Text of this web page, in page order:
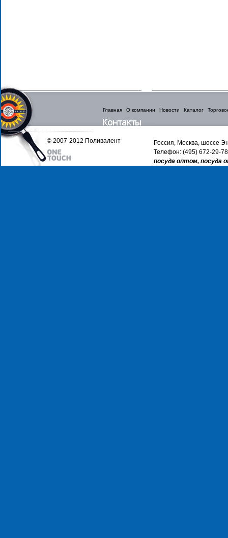
Главная О компании Новости Каталог
Россия, Москва, шоссе
Телефон: (495) 672-29-
посуда оптом, посуда
© 2007-2012 Поливалент